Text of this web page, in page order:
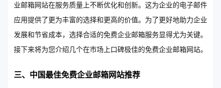
业邮箱网站在服务质量上不断优化和创新。这为企业的电子邮件
应用提供了更为丰富的选择和更高的价值。为了更好地助力企业
发展和节省成本，选择合适的免费企业邮箱服务显得尤为关键。
接下来将为您介绍几个在市场上口碑极佳的免费企业邮箱网站。
三、中国最佳免费企业邮箱网站推荐